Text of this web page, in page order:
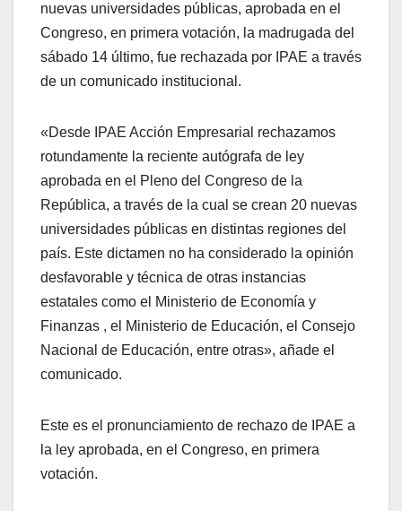
nuevas universidades públicas, aprobada en el
Congreso, en primera votación, la madrugada del
sábado 14 último, fue rechazada por IPAE a través
de un comunicado institucional.
«Desde IPAE Acción Empresarial rechazamos
rotundamente la reciente autógrafa de ley
aprobada en el Pleno del Congreso de la
República, a través de la cual se crean 20 nuevas
universidades públicas en distintas regiones del
país. Este dictamen no ha considerado la opinión
desfavorable y técnica de otras instancias
estatales como el Ministerio de Economía y
Finanzas , el Ministerio de Educación, el Consejo
Nacional de Educación, entre otras», añade el
comunicado.
Este es el pronunciamiento de rechazo de IPAE a
la ley aprobada, en el Congreso, en primera
votación.